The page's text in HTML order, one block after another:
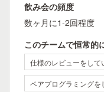
飲み会の頻度
数ヶ月に1-2回程度
このチームで恒常的
仕様のレビューをして
ペアプログラミングを